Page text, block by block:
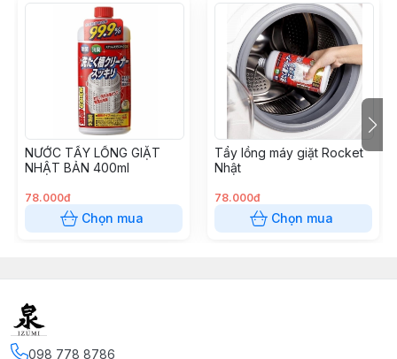
NƯỚC TẨY LỒNG GIẶT
NHẬT BẢN 400ml
78.000đ
Chọn mua
Tẩy lồng máy giặt Rocket
Nhật
78.000đ
Chọn mua
098 778 8786